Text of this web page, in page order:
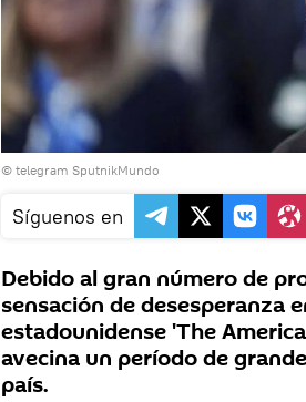
© telegram SputnikMundo
Síguenos en
Debido al gran número de
sensación de desesperanza
estadounidense 'The
avecina un período de
país.